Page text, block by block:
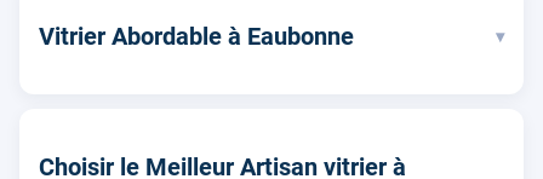
Vitrier Abordable à Eaubonne ▾
Choisir le Meilleur Artisan vitrier à